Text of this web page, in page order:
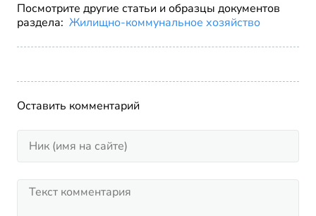
Посмотрите другие статьи и образцы документов
раздела: Жилищно-коммунальное хозяйство
Оставить комментарий